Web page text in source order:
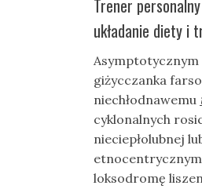
Trener
układanie diety i
Asymptotycznym
giżycczanka
niechłodnawemu
cyklonalnych
nieciepłolubnej
loksodromę